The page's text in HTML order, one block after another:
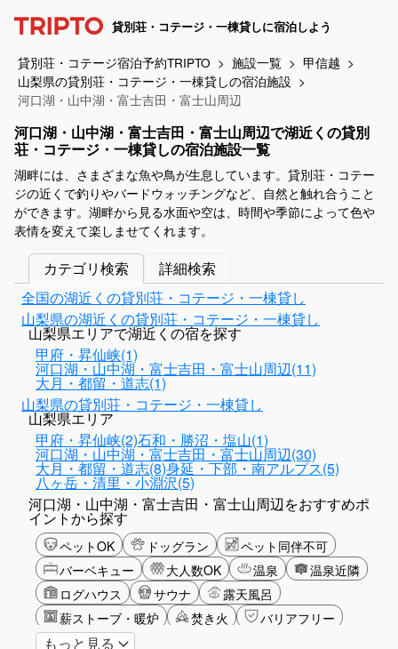
貸別荘・コテージ・一棟貸しに宿泊しよう
貸別荘・コテージ宿泊予約TRIPTO 施設一覧
甲信越
山梨県の貸別荘・コテージ・一棟貸しの宿泊施設
河口湖・山中湖・富士吉田・富士山周辺
河口湖・山中湖・富士吉田・富士山周辺で湖近くの貸別
荘・コテージ・一棟貸しの宿泊施設一覧
湖畔には、さまざまな魚や鳥が生息しています。貸別荘・コテー
ジの近くで釣りやバードウォッチングなど、自然と触れ合うこと
ができます。湖畔から見る水面や空は、時間や季節によって色や
表情を変えて楽しませてくれます。
カテゴリ検索
詳細検索
全国の湖近くの貸別荘・コテージ・一棟貸し
山梨県の湖近くの貸別荘・コテージ・一棟貸し
山梨県エリアで湖近くの宿を探す
甲府・昇仙峡(1)
河口湖・山中湖・富士吉田・富士山周辺(11)
大月・都留・道志(1)
山梨県の貸別荘・コテージ・一棟貸し
山梨県エリア
甲府・昇仙峡(2)石和・勝沼・塩山(1)
河口湖・山中湖・富士吉田・富士山周辺(30)
大月・都留・道志(8)身延・下部・南アルプス(5)
八ヶ岳・清里・小淵沢(5)
河口湖・山中湖・富士吉田・富士山周辺をおすすめポ
イントから探す
ペットOK ドッグラン
ペット同伴不可
バーベキュー
大人数OK 温泉
温泉近隣
ログハウス
サウナ
露天風呂
薪ストーブ・暖炉
焚き火
バリアフリー
カップル
もっと見る